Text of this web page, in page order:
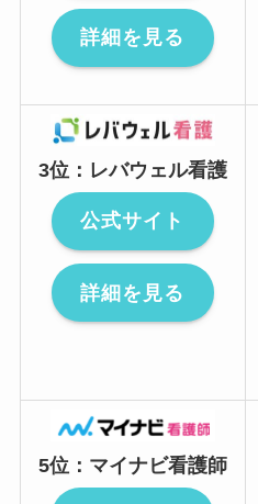
詳細を見る
3位：レバウェル看護
公式サイト
詳細を見る
5位：マイナビ看護師